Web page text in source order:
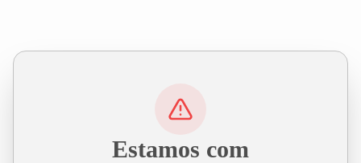
Estamos com